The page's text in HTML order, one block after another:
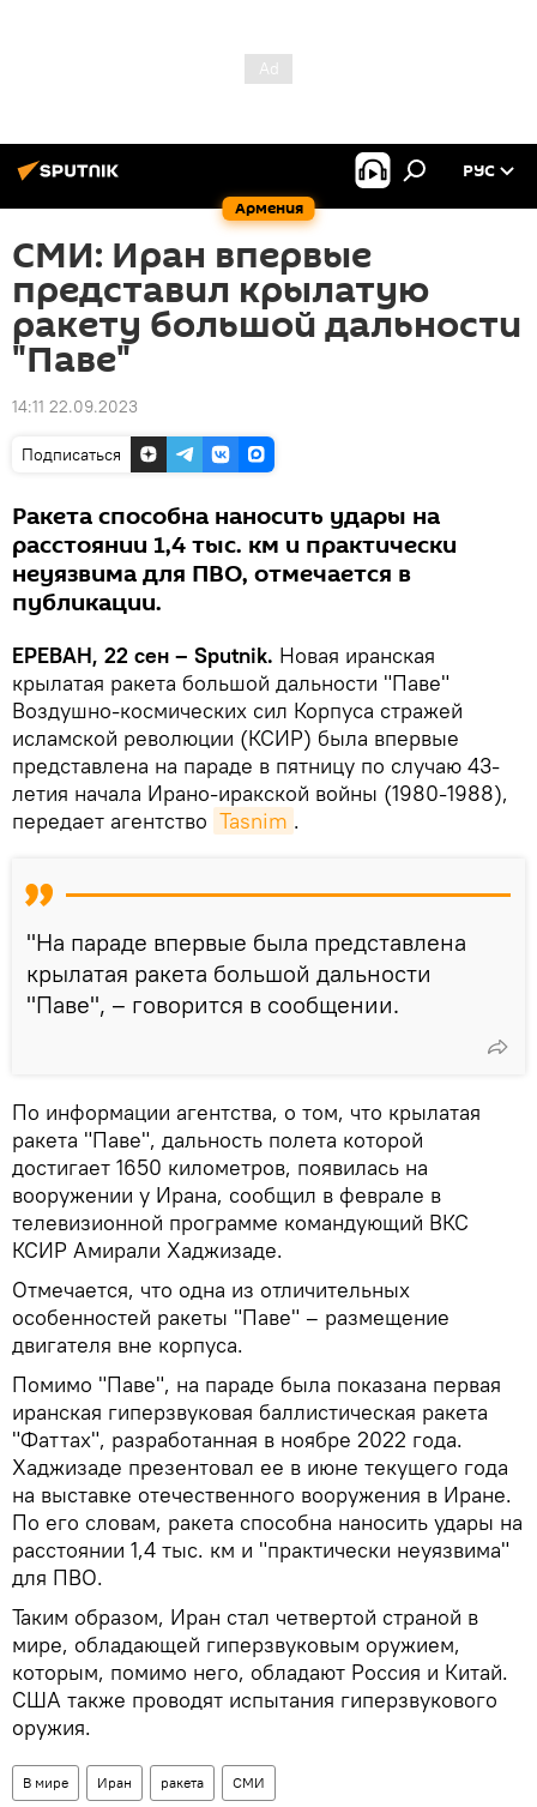
Армения
РУС
СМИ: Иран впервые
представил крылатую
ракету большой дальности
"Паве"
14:11 22.09.2023
Подписаться
Ракета способна наносить удары на
расстоянии 1,4 тыс. км и практически
неуязвима для ПВО, отмечается в
публикации.
ЕРЕВАН, 22 сен – Sputnik. Новая иранская
крылатая ракета большой дальности "Паве"
Воздушно-космических сил Корпуса стражей
исламской революции (КСИР) была впервые
представлена на параде в пятницу по случаю 43-
летия начала Ирано-иракской войны (1980-1988),
передает агентство Tasnim .
"На параде впервые была представлена
крылатая ракета большой дальности
"Паве", – говорится в сообщении.
По информации агентства, о том, что крылатая
ракета "Паве", дальность полета которой
достигает 1650 километров, появилась на
вооружении у Ирана, сообщил в феврале в
телевизионной программе командующий ВКС
КСИР Амирали Хаджизаде.
Отмечается, что одна из отличительных
особенностей ракеты "Паве" – размещение
двигателя вне корпуса.
Помимо "Паве", на параде была показана первая
иранская гиперзвуковая баллистическая ракета
"Фаттах", разработанная в ноябре 2022 года.
Хаджизаде презентовал ее в июне текущего года
на выставке отечественного вооружения в Иране.
По его словам, ракета способна наносить удары на
расстоянии 1,4 тыс. км и "практически неуязвима"
для ПВО.
Таким образом, Иран стал четвертой страной в
мире, обладающей гиперзвуковым оружием,
которым, помимо него, обладают Россия и Китай.
США также проводят испытания гиперзвукового
оружия.
В мире Иран ракета СМИ